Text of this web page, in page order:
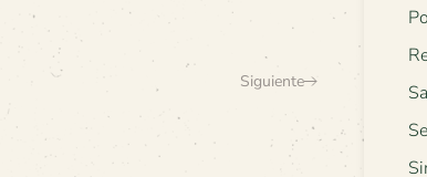
Siguiente